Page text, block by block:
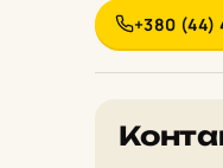
+380 (44)